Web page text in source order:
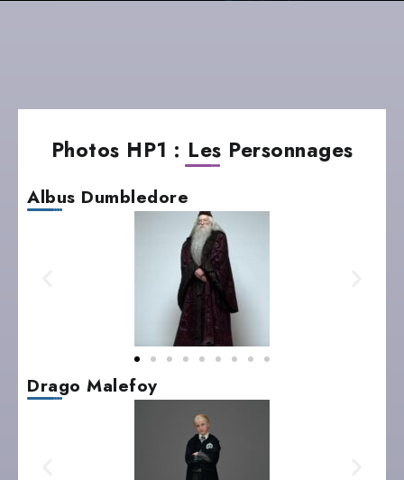
Photos HP1 : Les Personnages
Albus Dumbledore
Drago Malefoy